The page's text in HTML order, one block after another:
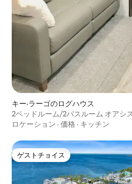
キー·ラーゴのログハウス
2ベッドルーム/2バスルーム オアシ
ビーチ、ドックレンタル
ロケーション · 価格 · キッチン
ゲストチョイス
ゲストチョイス